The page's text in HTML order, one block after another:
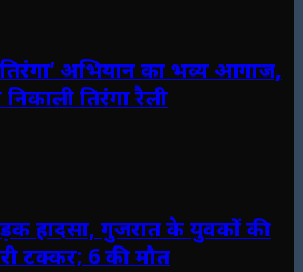
अभियान का भव्य आगाज,
तिरंगा रैली
हादसा, गुजरात के युवकों की
टक्कर; 6 की मौत